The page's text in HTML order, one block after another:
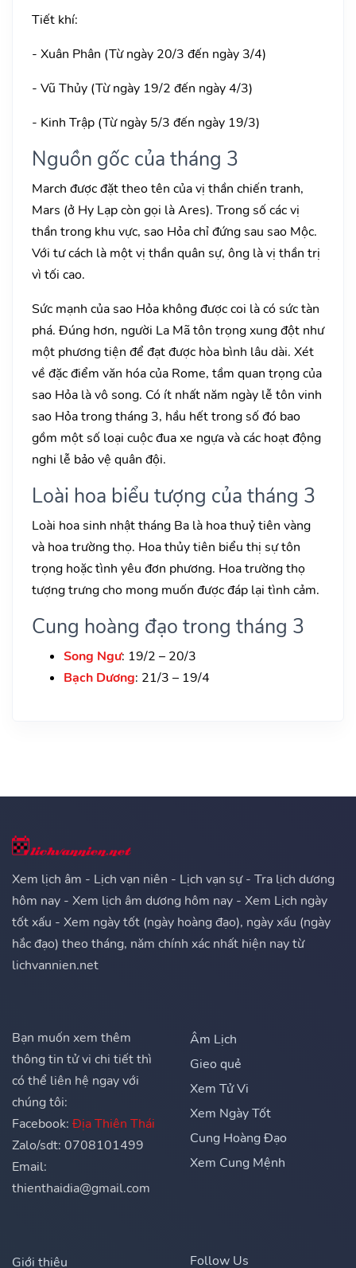
Tiết khí:
- Xuân Phân (Từ ngày 20/3 đến ngày 3/4)
- Vũ Thủy (Từ ngày 19/2 đến ngày 4/3)
- Kinh Trập (Từ ngày 5/3 đến ngày 19/3)
Nguồn gốc của tháng 3
March được đặt theo tên của vị thần chiến tranh,
Mars (ở Hy Lạp còn gọi là Ares). Trong số các vị
thần trong khu vực, sao Hỏa chỉ đứng sau sao Mộc.
Với tư cách là một vị thần quân sự, ông là vị thần trị
vì tối cao.
Sức mạnh của sao Hỏa không được coi là có sức tàn
phá. Đúng hơn, người La Mã tôn trọng xung đột như
một phương tiện để đạt được hòa bình lâu dài. Xét
về đặc điểm văn hóa của Rome, tầm quan trọng của
sao Hỏa là vô song. Có ít nhất năm ngày lễ tôn vinh
sao Hỏa trong tháng 3, hầu hết trong số đó bao
gồm một số loại cuộc đua xe ngựa và các hoạt động
nghi lễ bảo vệ quân đội.
Loài hoa biểu tượng của tháng 3
Loài hoa sinh nhật tháng Ba là hoa thuỷ tiên vàng
và hoa trường thọ. Hoa thủy tiên biểu thị sự tôn
trọng hoặc tình yêu đơn phương. Hoa trường thọ
tượng trưng cho mong muốn được đáp lại tình cảm.
Cung hoàng đạo trong tháng 3
Song Ngư: 19/2 – 20/3
Bạch Dương: 21/3 – 19/4
Xem lịch âm - Lịch vạn niên - Lịch vạn sự - Tra lịch dương
hôm nay - Xem lịch âm dương hôm nay - Xem Lịch ngày
tốt xấu - Xem ngày tốt (ngày hoàng đạo), ngày xấu (ngày
hắc đạo) theo tháng, năm chính xác nhất hiện nay từ
lichvannien.net
Bạn muốn xem thêm
thông tin tử vi chi tiết thì
có thể liên hệ ngay với
chúng tôi:
Facebook: Địa Thiên Thái
Zalo/sdt: 0708101499
Email:
thienthaidia@gmail.com
Âm Lịch
Gieo quẻ
Xem Tử Vi
Xem Ngày Tốt
Cung Hoàng Đạo
Xem Cung Mệnh
Giới thiệu Follow Us